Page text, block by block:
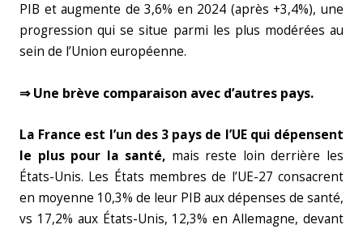
PIB et augmente de 3,6% en 2024 (après +3,4%), une
progression qui se situe parmi les plus modérées au
sein de l’Union européenne.
⇒ Une brève comparaison avec d’autres pays.
La France est l’un des 3 pays de l’UE qui dépensent
le plus pour la santé, mais reste loin derrière les
États-Unis. Les États membres de l’UE-27 consacrent
en moyenne 10,3% de leur PIB aux dépenses de santé,
vs 17,2% aux États-Unis, 12,3% en Allemagne, devant